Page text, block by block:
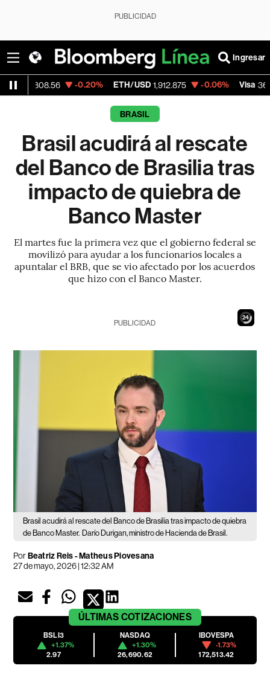
PUBLICIDAD
Ingresar
-0.20% ETH/USD 1,912.875 -0.06% Visa 362.50 -
BRASIL
Brasil acudirá al rescate
del Banco de Brasilia tras
impacto de quiebra de
Banco Master
El martes fue la primera vez que el gobierno federal se
movilizó para ayudar a los funcionarios locales a
apuntalar el BRB, que se vio afectado por los acuerdos
que hizo con el Banco Master.
23
PUBLICIDAD
Brasil acudirá al rescate del Banco de Brasilia tras impacto de quiebra
de Banco Master. Darío Durigan, ministro de Hacienda de Brasil.
PorBeatriz Reis - Matheus Piovesana
27 de mayo, 2026 | 12:32 AM
ÚLTIMAS COTIZACIONES
BSLI3
+1.37%
2.97
NASDAQ
+1.30%
26,690.62
IBOVESPA
-1.73%
172,513.42